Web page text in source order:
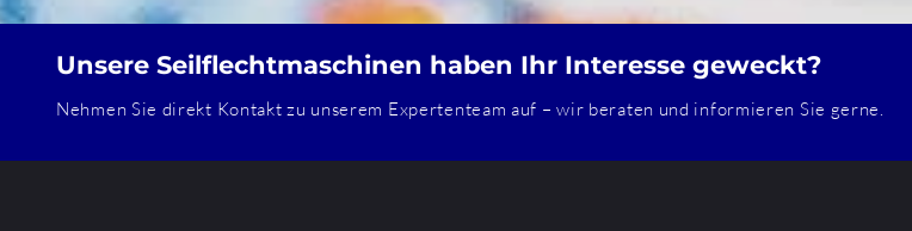
Unsere Seilflechtmaschinen haben Ihr Interesse geweckt?
Nehmen Sie direkt Kontakt zu unserem Expertenteam auf – wir beraten und informieren Sie gerne.